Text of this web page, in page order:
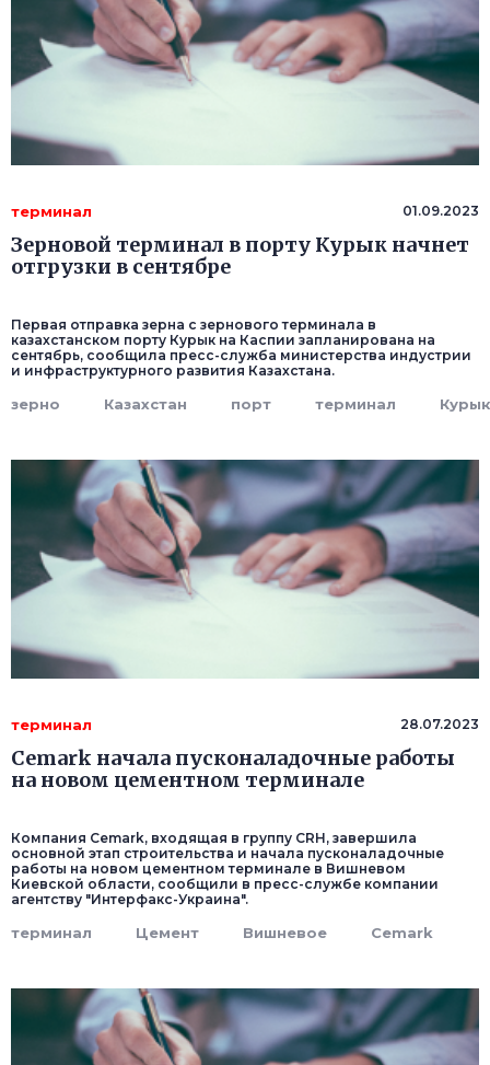
терминал 01.09.2023
Зерновой терминал в порту Курык начнет
отгрузки в сентябре
Первая отправка зерна с зернового терминала в
казахстанском порту Курык на Каспии запланирована на
сентябрь, сообщила пресс-служба министерства индустрии
и инфраструктурного развития Казахстана.
зерно Казахстан порт терминал Курык
терминал 28.07.2023
Cemark начала пусконаладочные работы
на новом цементном терминале
Компания Cemark, входящая в группу CRH, завершила
основной этап строительства и начала пусконаладочные
работы на новом цементном терминале в Вишневом
Киевской области, сообщили в пресс-службе компании
агентству "Интерфакс-Украина".
терминал Цемент Вишневое Cemark